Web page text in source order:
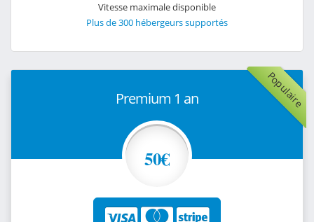
Vitesse maximale disponible
Plus de 300 hébergeurs supportés
Populaire
Premium 1 an
50€